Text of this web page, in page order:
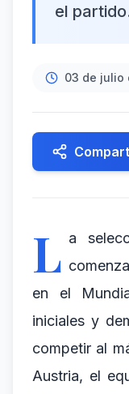
el
03 de julio
L a
en el
iniciales y
competir al
Austria, el